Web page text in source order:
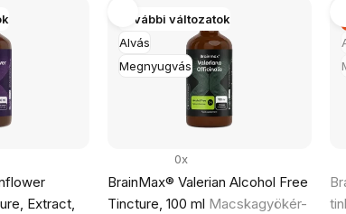
Extract,
Alvás
Megnyugvás
További változatok
BrainMax® Valerian Alcohol Free
Tincture, 100 ml Macskagyökér-
0x